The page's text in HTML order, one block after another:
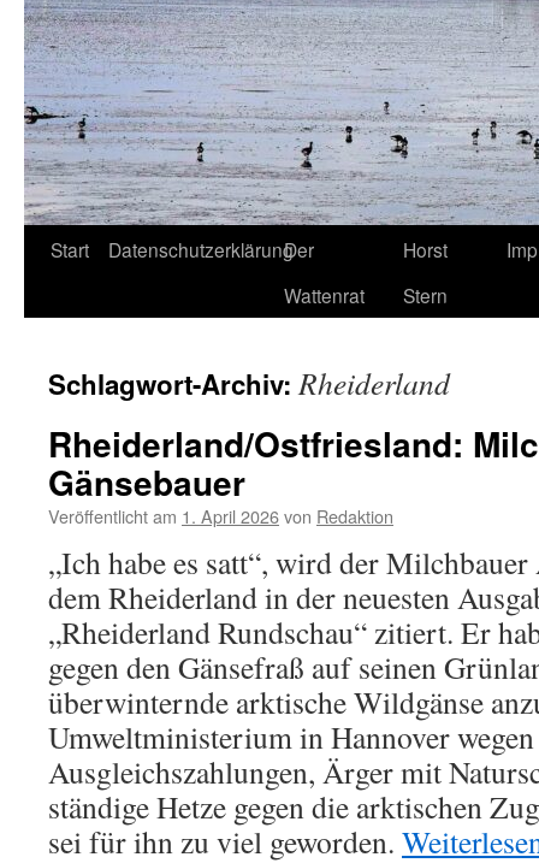
Start DatenschutzerklärungDer
Wattenrat
Horst
Stern
Schlagwort-Archiv:Rheiderland
Rheiderland/Ostfriesland:
Gänsebauer
Veröffentlicht am 1. April 2026von Redaktion
„Ich habe es satt“, wird der
dem Rheiderland in der neuesten
„Rheiderland Rundschau“ zitiert. Er
gegen den Gänsefraß auf seinen
überwinternde arktische Wildgänse
Umweltministerium in Hannover
Ausgleichszahlungen, Ärger mit
ständige Hetze gegen die arktischen
sei für ihn zu viel geworden.